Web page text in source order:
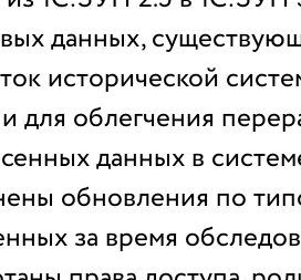
данных,
исторической
для облегчения
данных в
обновления по
за время